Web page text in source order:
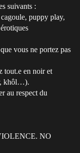
suivants :
puppy play,
vous ne portez pas
tout.e en noir et
khôl…).
au respect du
NO